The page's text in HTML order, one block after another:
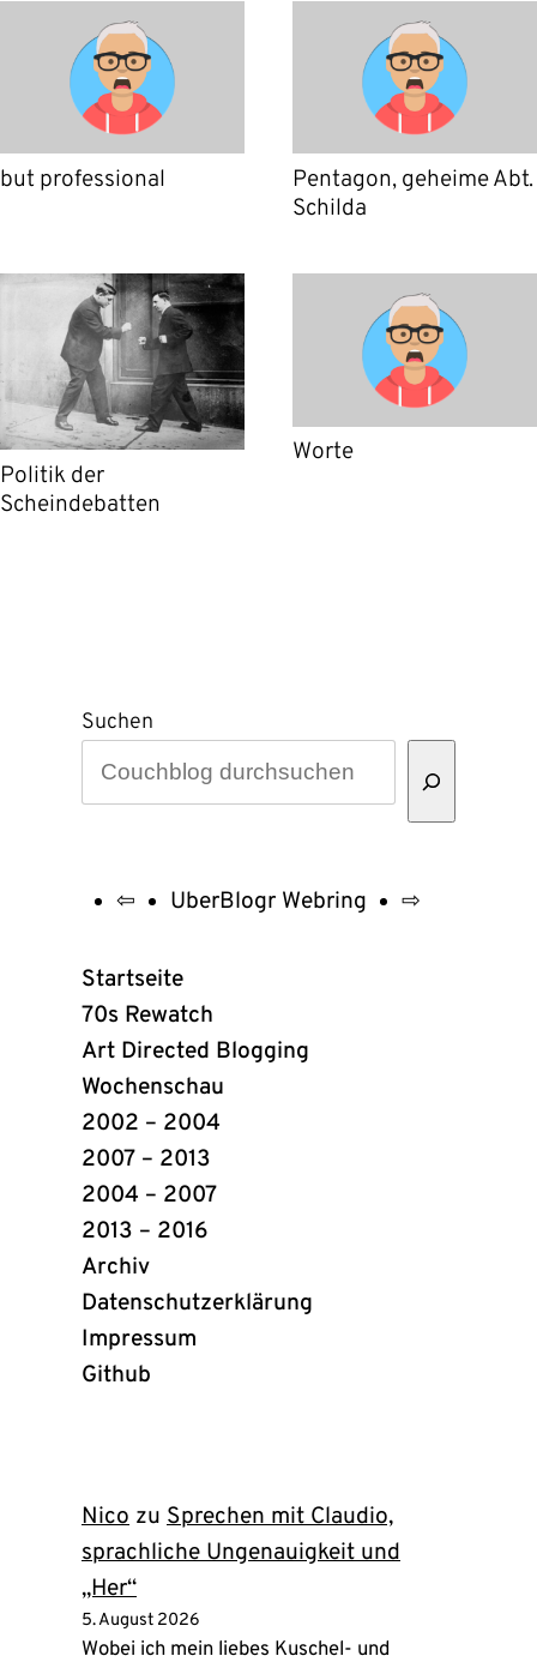
but professional
Pentagon, geheime Abt.
Schilda
Politik der
Scheindebatten
Worte
Suchen
UberBlogr
Webring
Links
⇦ UberBlogr Webring ⇨
Startseite
70s Rewatch
Art Directed Blogging
Wochenschau
2002 – 2004
2007 – 2013
2004 – 2007
2013 – 2016
Archiv
Datenschutzerklärung
Impressum
Github
Nico zu Sprechen mit Claudio,
sprachliche Ungenauigkeit und
„Her“
5. August 2026
Wobei ich mein liebes Kuschel- und